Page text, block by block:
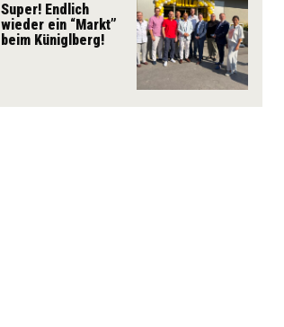
Super! Endlich
wieder ein “Markt”
beim Küniglberg!